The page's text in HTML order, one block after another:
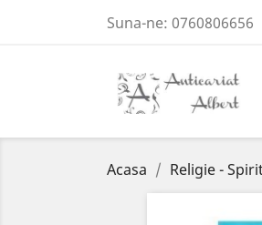
Suna-ne: 0760806656
Acasa Religie -